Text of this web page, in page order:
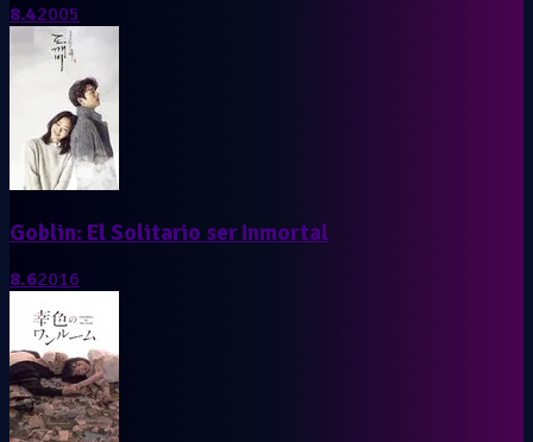
8.42005
Goblin: El Solitario ser Inmortal
8.62016